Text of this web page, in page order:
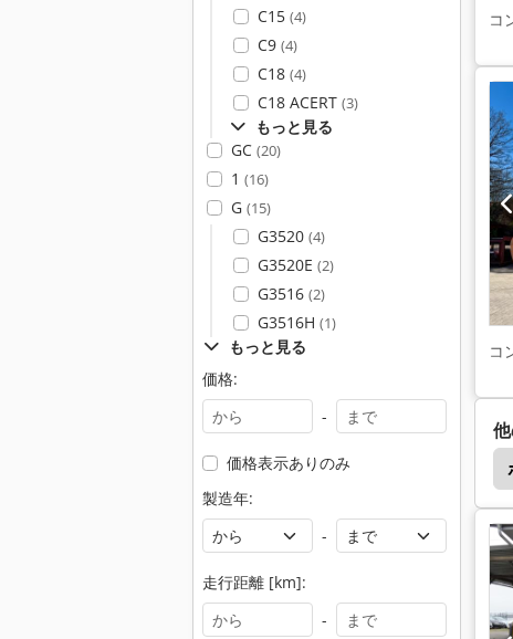
C15 (4)
C9 (4)
C18 (4)
C18 ACERT (3)
もっと見る
GC (20)
1 (16)
G (15)
G3520 (4)
G3520E (2)
G3516 (2)
G3516H (1)
もっと見る
価格:
-
価格表示ありのみ
製造年:
-
走行距離 [km]:
-
コ
コ
ホイール